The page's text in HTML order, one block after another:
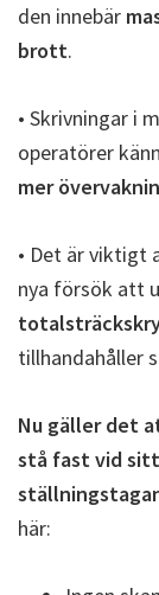
den innebär
brott.
• Skrivningar i
operatörer
mer
• Det är viktigt
nya försök att
tillhandahåller
Nu gäller det
stå fast vid
här: